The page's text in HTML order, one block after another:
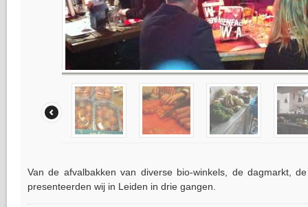
Van de afvalbakken van diverse bio-winkels, de dagmarkt,
presenteerden wij in Leiden in drie gangen.